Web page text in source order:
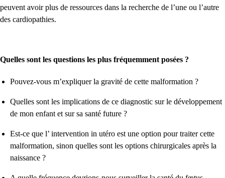
peuvent avoir plus de ressources dans la recherche de l’une ou l’autre
des cardiopathies.
Quelles sont les questions les plus fréquemment posées ?
Pouvez-vous m’expliquer la gravité de cette malformation ?
Quelles sont les implications de ce diagnostic sur le développement
de mon enfant et sur sa santé future ?
Est-ce que l’ intervention in utéro est une option pour traiter cette
malformation, sinon quelles sont les options chirurgicales après la
naissance ?